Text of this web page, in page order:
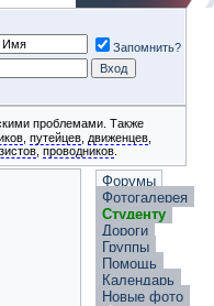
Запомнить?
проблемами. Также
путейцев движенцев
проводников
Форумы
Фотогалерея
Студенту
Дороги
Группы
Помощь
Календарь
Новые фото